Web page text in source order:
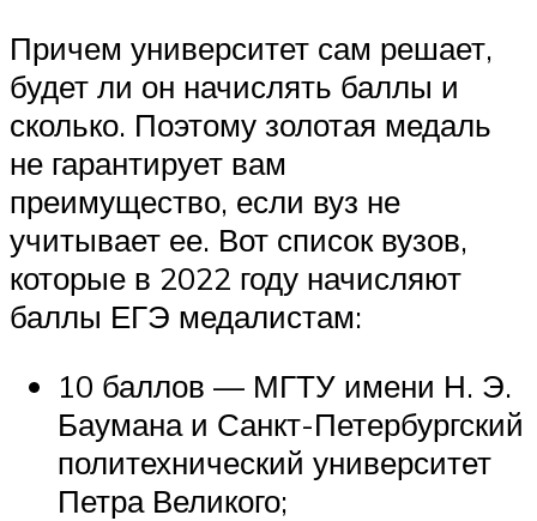
Причем университет сам решает,
будет ли он начислять баллы и
сколько. Поэтому золотая медаль
не гарантирует вам
преимущество, если вуз не
учитывает ее. Вот список вузов,
которые в 2022 году начисляют
баллы ЕГЭ медалистам:
10 баллов — МГТУ имени Н. Э.
Баумана и Санкт-Петербургский
политехнический университет
Петра Великого;